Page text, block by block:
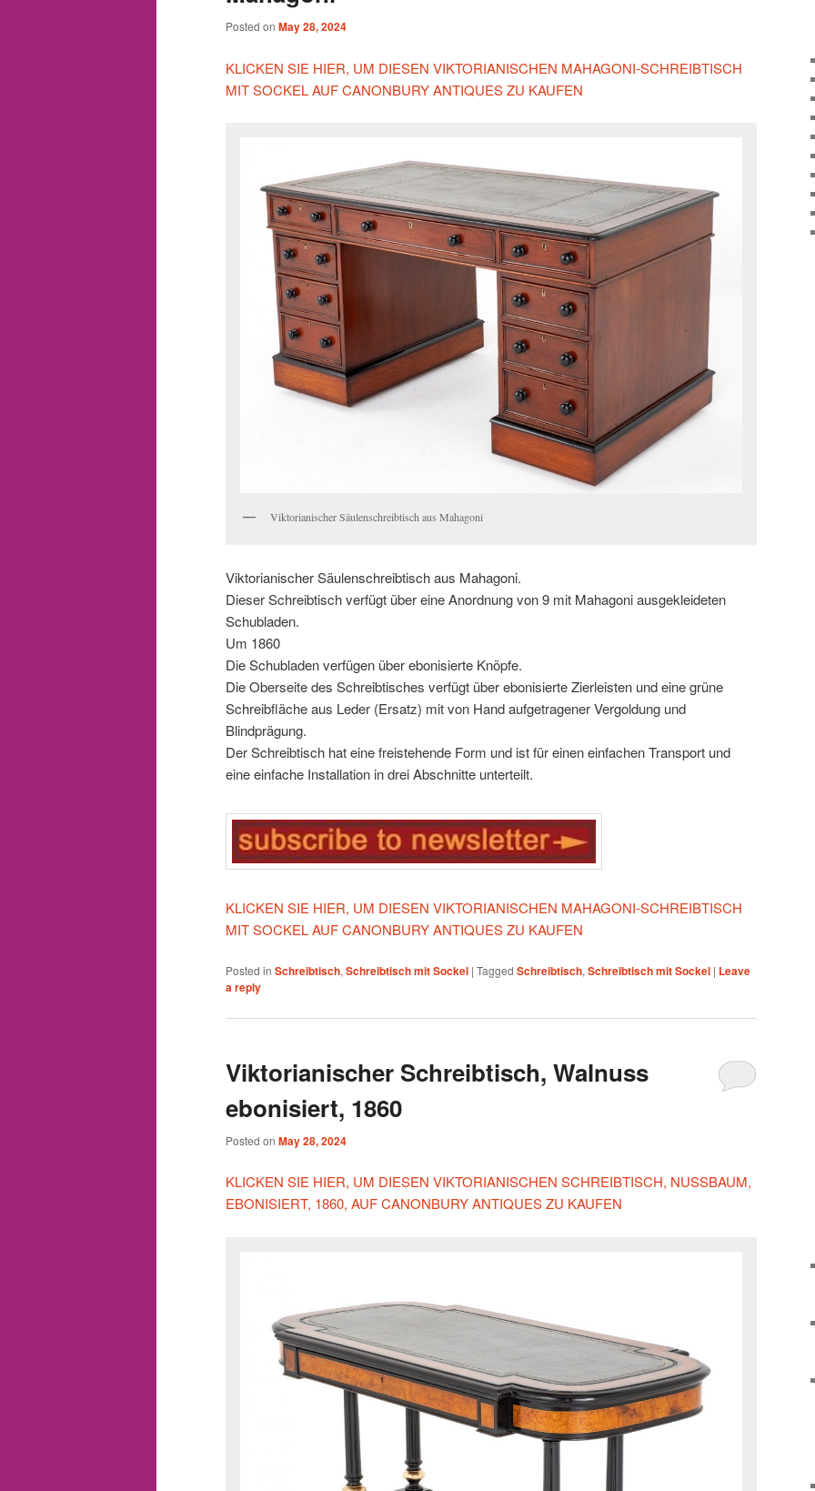
Posted on May 28, 2024
KLICKEN SIE HIER, UM DIESEN VIKTORIANISCHEN MAHAGONI-SCHREIBTISCH
MIT SOCKEL AUF CANONBURY ANTIQUES ZU KAUFEN
Viktorianischer Säulenschreibtisch aus Mahagoni
Viktorianischer Säulenschreibtisch aus Mahagoni.
Dieser Schreibtisch verfügt über eine Anordnung von 9 mit Mahagoni ausgekleideten
Schubladen.
Um 1860
Die Schubladen verfügen über ebonisierte Knöpfe.
Die Oberseite des Schreibtisches verfügt über ebonisierte Zierleisten und eine grüne
Schreibfläche aus Leder (Ersatz) mit von Hand aufgetragener Vergoldung und
Blindprägung.
Der Schreibtisch hat eine freistehende Form und ist für einen einfachen Transport und
eine einfache Installation in drei Abschnitte unterteilt.
KLICKEN SIE HIER, UM DIESEN VIKTORIANISCHEN MAHAGONI-SCHREIBTISCH
MIT SOCKEL AUF CANONBURY ANTIQUES ZU KAUFEN
Posted in Schreibtisch,Schreibtisch mit Sockel | Tagged Schreibtisch,Schreibtisch mit Sockel | Leave
a reply
Viktorianischer Schreibtisch, Walnuss
ebonisiert, 1860
Posted on May 28, 2024
KLICKEN SIE HIER, UM DIESEN VIKTORIANISCHEN SCHREIBTISCH, NUSSBAUM,
EBONISIERT, 1860, AUF CANONBURY ANTIQUES ZU KAUFEN